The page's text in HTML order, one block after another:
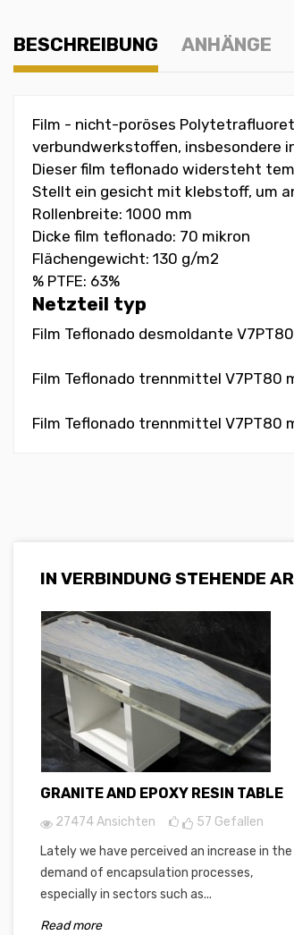
BESCHREIBUNG ANHÄNGE
Film - nicht-poröses
verbundwerkstoffen, insbesondere
Dieser film teflonado widersteht
Stellt ein gesicht mit klebstoff, um
Rollenbreite: 1000 mm
Dicke film teflonado: 70 mikron
Flächengewicht: 130 g/m2
% PTFE: 63%
Netzteil typ
Film Teflonado desmoldante
Film Teflonado trennmittel V7PT80
Film Teflonado trennmittel V7PT80
IN VERBINDUNG STEHENDE
GRANITE AND EPOXY RESIN TABLE
27474 Ansichten 57 Gefallen
Lately we have perceived an increase in the
demand of encapsulation processes,
especially in sectors such as...
Read more